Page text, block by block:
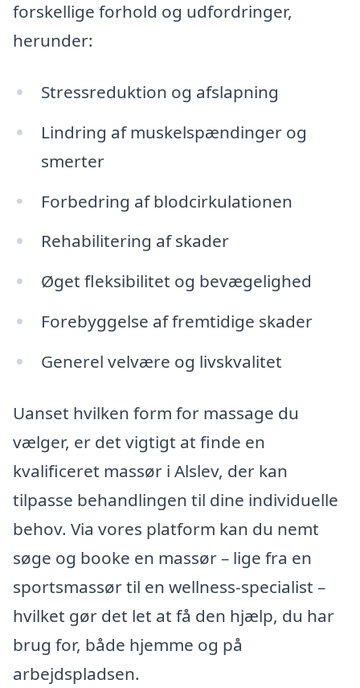
forskellige forhold og udfordringer,
herunder:
Stressreduktion og afslapning
Lindring af muskelspændinger og
smerter
Forbedring af blodcirkulationen
Rehabilitering af skader
Øget fleksibilitet og bevægelighed
Forebyggelse af fremtidige skader
Generel velvære og livskvalitet
Uanset hvilken form for massage du
vælger, er det vigtigt at finde en
kvalificeret massør i Alslev, der kan
tilpasse behandlingen til dine individuelle
behov. Via vores platform kan du nemt
søge og booke en massør – lige fra en
sportsmassør til en wellness-specialist –
hvilket gør det let at få den hjælp, du har
brug for, både hjemme og på
arbejdspladsen.